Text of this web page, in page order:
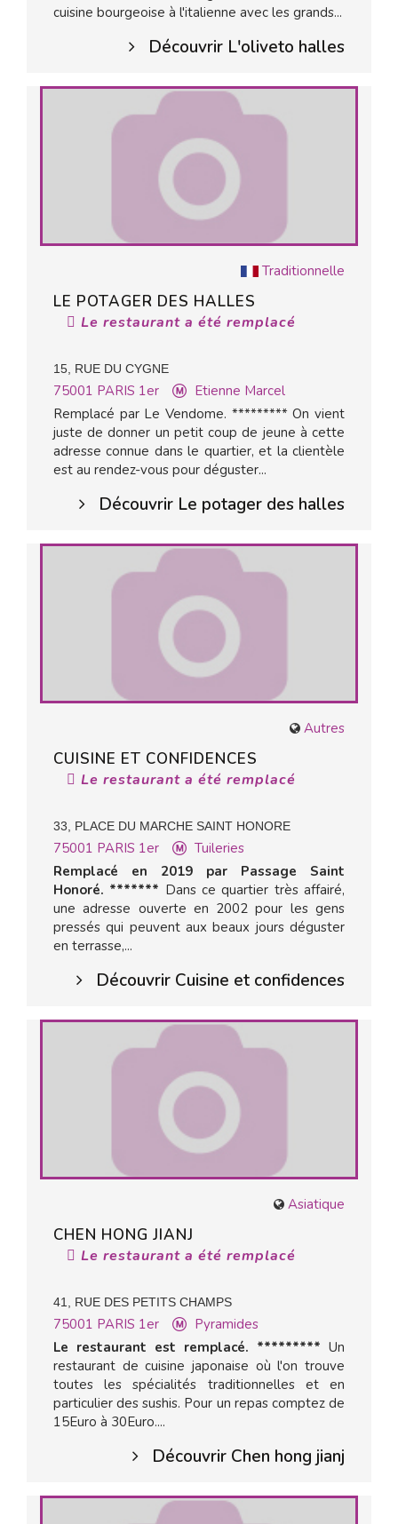
cuisine bourgeoise à l'italienne avec les grands...
Découvrir L'oliveto halles
Traditionnelle
LE POTAGER DES HALLES
Le restaurant a été remplacé
15, RUE DU CYGNE
75001 PARIS 1er
Etienne Marcel
Remplacé par Le Vendome. ********* On vient
juste de donner un petit coup de jeune à cette
adresse connue dans le quartier, et la clientèle
est au rendez-vous pour déguster...
Découvrir Le potager des halles
Autres
CUISINE ET CONFIDENCES
Le restaurant a été remplacé
33, PLACE DU MARCHE SAINT HONORE
75001 PARIS 1er
Tuileries
Remplacé en 2019 par Passage Saint
Honoré. ******* Dans ce quartier très affairé,
une adresse ouverte en 2002 pour les gens
pressés qui peuvent aux beaux jours déguster
en terrasse,...
Découvrir Cuisine et confidences
Asiatique
CHEN HONG JIANJ
Le restaurant a été remplacé
41, RUE DES PETITS CHAMPS
75001 PARIS 1er
Pyramides
Le restaurant est remplacé. ********* Un
restaurant de cuisine japonaise où l'on trouve
toutes les spécialités traditionnelles et en
particulier des sushis. Pour un repas comptez de
15Euro à 30Euro....
Découvrir Chen hong jianj